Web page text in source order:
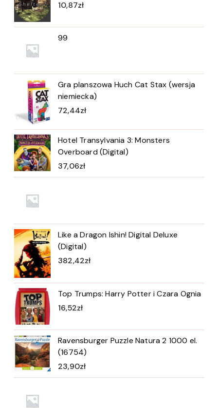
10,87zł
99
Gra planszowa Huch Cat Stax (wersja
niemiecka)
72,44zł
Hotel Transylvania 3: Monsters
Overboard (Digital)
37,06zł
Like a Dragon Ishin! Digital Deluxe
(Digital)
382,42zł
Top Trumps: Harry Potter i Czara Ognia
16,52zł
Ravensburger Puzzle Natura 2 1000 el.
(16754)
23,90zł